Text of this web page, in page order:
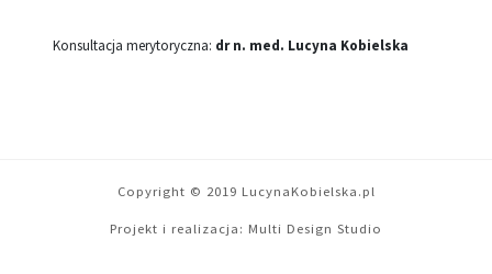
Konsultacja merytoryczna: dr n. med. Lucyna Kobielska
Copyright © 2019 LucynaKobielska.pl
Projekt i realizacja: Multi Design Studio